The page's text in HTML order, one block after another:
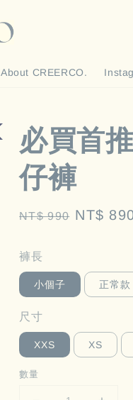
About CREERCO.
必買首
仔褲
Regular
NT$ 990 Sale
NT$
褲長
小個子 正常款
尺寸
XXS XS
數量